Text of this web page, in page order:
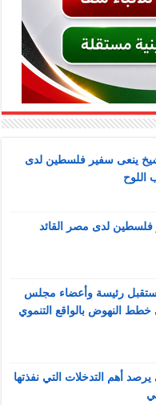
ينعى سفير فلسطين لدى
اللوح
لدى مصر القائد
رئيسة وأعضاء مجلس
النهوض بالواقع التنموي
أهم التدخلات التي نفذتها